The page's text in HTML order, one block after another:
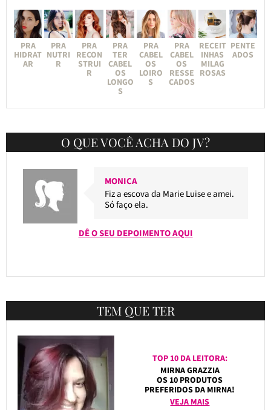
PRA
HIDRAT
AR
PRA
NUTRI
R
PRA
RECON
STRUI
R
PRA
TER
CABEL
OS
LONGO
S
PRA
CABEL
OS
LOIRO
S
PRA
CABEL
OS
RESSE
CADOS
RECEIT
INHAS
MILAG
ROSAS
PENTE
ADOS
O QUE VOCÊ ACHA DO JV?
MONICA
Fiz a escova da Marie Luise e amei.
Só faço ela.
DÊ O SEU DEPOIMENTO AQUI
TEM QUE TER
TOP 10 DA LEITORA:
MIRNA GRAZZIA
OS 10 PRODUTOS
PREFERIDOS DA MIRNA!
VEJA MAIS